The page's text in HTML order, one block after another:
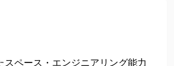
スペース・エンジニアリング能力